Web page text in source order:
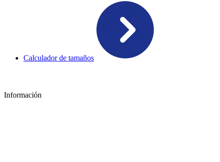
Calculador de tamaños
Información